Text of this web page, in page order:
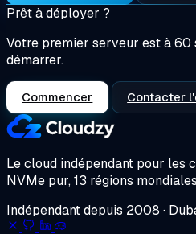
Prêt à déployer ?
Votre premier serveur est à 60
démarrer.
Commencer Contacter
Le cloud indépendant pour les
NVMe pur, 13 régions
Indépendant depuis 2008 ·